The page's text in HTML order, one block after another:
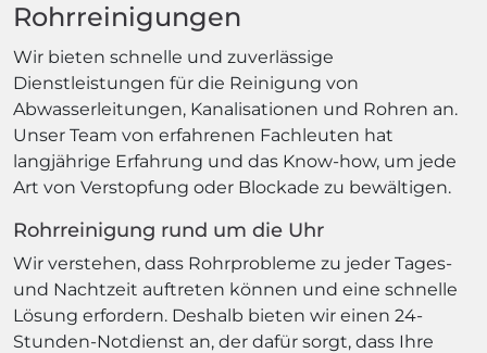
Rohrreinigungen
Wir bieten schnelle und zuverlässige
Dienstleistungen für die Reinigung von
Abwasserleitungen, Kanalisationen und Rohren an.
Unser Team von erfahrenen Fachleuten hat
langjährige Erfahrung und das Know-how, um jede
Art von Verstopfung oder Blockade zu bewältigen.
Rohrreinigung rund um die Uhr
Wir verstehen, dass Rohrprobleme zu jeder Tages-
und Nachtzeit auftreten können und eine schnelle
Lösung erfordern. Deshalb bieten wir einen 24-
Stunden-Notdienst an, der dafür sorgt, dass Ihre